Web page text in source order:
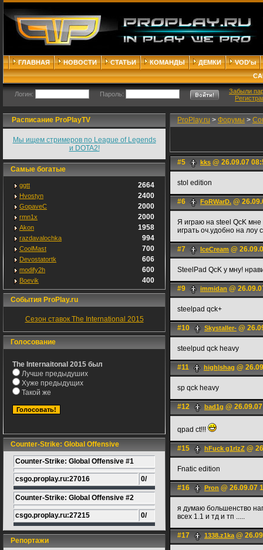
ГЛАВНАЯ НОВОСТИ СТАТЬИ КОМАНДЫ ДЕМКИ
VOD'ы
Логин: Пароль:
Забыли
Расписание ProPlayTV
Мы ищем стримеров по League of Legends
и DOTA2!
Самые богатые
ggtt 2664
Hvostyn 2400
GopaveC 2000
rmn1x 2000
Akon 1958
razdavalochka 994
CoolMast 700
Devostatortk 606
modify2h 600
Boevik 400
События ProPlay.ru
Сезон ставок The International 2015
Голосование
The Internaitonal 2015 был
Лучше предыдуших
Хуже предыдущих
Такой же
Counter-Strike: Global Offensive
Counter-Strike: Global Offensive #1
csgo.proplay.ru:27016 0/
Counter-Strike: Global Offensive #2
csgo.proplay.ru:27215 0/
Репортажи
ProPlay.ru > Форумы >
#5 kks @ 26.09.07
stol edition
#6 FoRWarD. @
Я играю на steel QcK
играть оч.удобно на лоу
#7 IceCream @
SteelPad QcK у мну!
#9 immidan @
steelpad qck+
#10 Skystaller- @
steelpud qck heavy
#11 high|shag @
sp qck heavy
#12 bad1g @
qpad ct!!!
#15 hFuck g1rlzZ @
Fnatic edition
#16 Pron @ 26.09.07
я думаю большенство
всех 1.1 и тд и тп .....
#17 1338.z1ka@